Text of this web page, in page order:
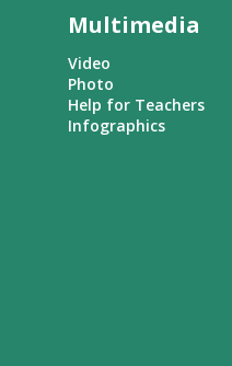
Multimedia
Video
Photo
Help for Teachers
Infographics